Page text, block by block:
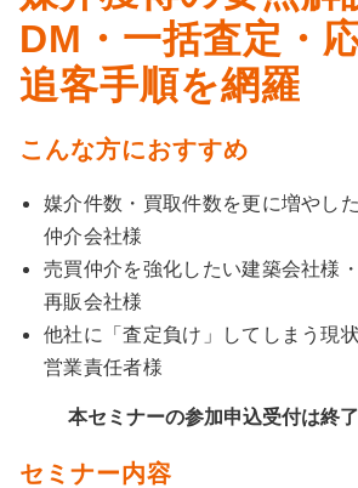
DM・一括査定・
追客手順を網羅
こんな方におすすめ
媒介件数・買取件数を更に増やし
仲介会社様
売買仲介を強化したい建築会社様
再販会社様
他社に「査定負け」してしまう現
営業責任者様
本セミナーの参加申込受付は終
セミナー内容